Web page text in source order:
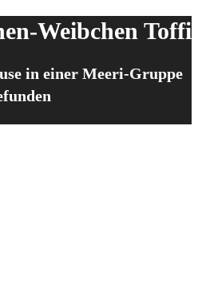
Weibchen Toffi
in einer Meeri-Gruppe